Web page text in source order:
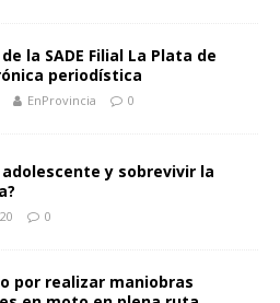
la SADE Filial La Plata de
periodística
EnProvincia 0
adolescente y sobrevivir la
0
por realizar maniobras